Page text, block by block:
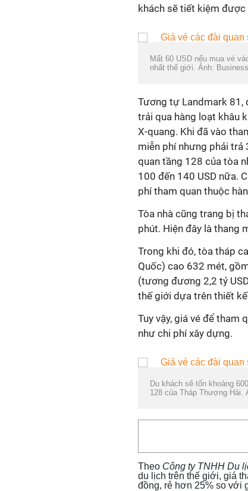
khách sẽ tiết kiệm được
Mất 60 USD nếu mua vé
nhất thế giới. Ảnh:
Tương tự Landmark 81,
trải qua hàng loạt khâu
X-quang. Khi đã vào
miễn phí nhưng phải trả
quan tầng 128 của tòa
100 đến 140 USD nữa.
phí tham quan thuộc
Tòa nhà cũng trang bị
phút. Hiện đây là thang
Trong khi đó, tòa tháp
Quốc) cao 632 mét,
(tương đương 2,2 tỷ
thế giới dựa trên thiết
Tuy vậy, giá vé để tham
như chi phí xây dựng.
Du khách sẽ tốn khoảng
128 của Tháp Thượng Hải.
Theo Công ty TNHH Du
du lịch trên thế giới, giá
đồng, rẻ hơn 25% so với